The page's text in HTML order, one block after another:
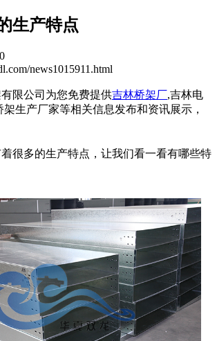
生产特点
news1015911.html
限公司为您免费提供吉林桥架厂,吉林电
生产厂家等相关信息发布和资讯展示，
很多的生产特点，让我们看一看有哪些特